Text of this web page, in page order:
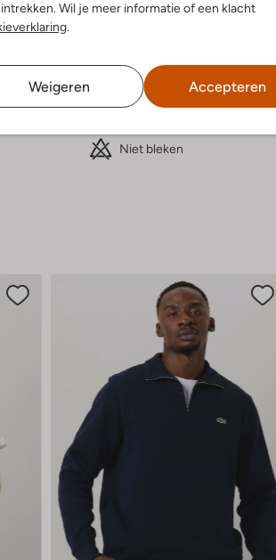
Wil je meer informatie of een klacht
.
Weigeren Accepteren
Kan niet in de droogtrommel
Alleen hangend drogen
Niet bleken